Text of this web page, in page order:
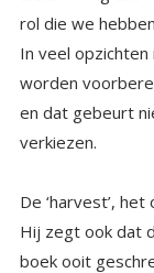
rol die we
In veel
worden
en dat gebeurt
verkiezen.
De ‘harvest’,
Hij zegt ook dat
boek ooit